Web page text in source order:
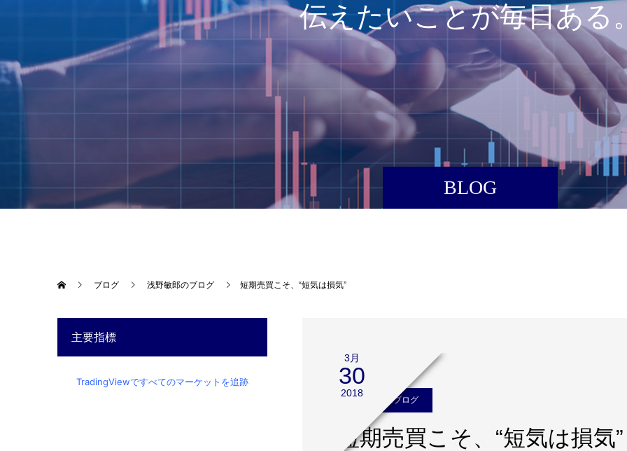
BLOG
伝え たいことが毎日あ る
ブログ 浅野敏郎のブログ 短期売買こそ、“短気は損気”
3月
30
2018
浅野敏郎のブログ
短期売買こそ、“短気は損気”
主要指標
TradingViewですべてのマーケットを追跡